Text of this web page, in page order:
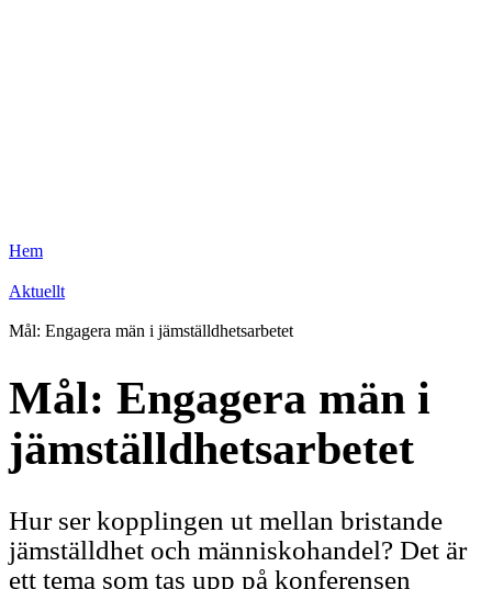
Hem
Aktuellt
Mål: Engagera män i jämställdhetsarbetet
Mål: Engagera män i
jämställdhetsarbetet
Hur ser kopplingen ut mellan bristande
jämställdhet och människohandel? Det är
ett tema som tas upp på konferensen